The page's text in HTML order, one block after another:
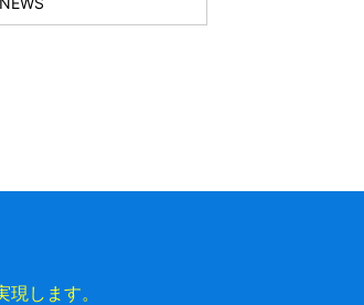
します。